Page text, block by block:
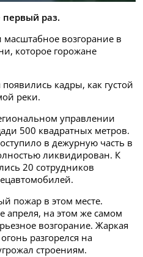
первый раз.
возгорание в
которое горожане
кадры, как густой
реки.
управлении
500 квадратных метров.
в дежурную часть в
ликвидирован. К
20 сотрудников
пожар в этом месте.
апреля, на этом же самом
возгорание. Жаркая
разгорелся на
строениям.